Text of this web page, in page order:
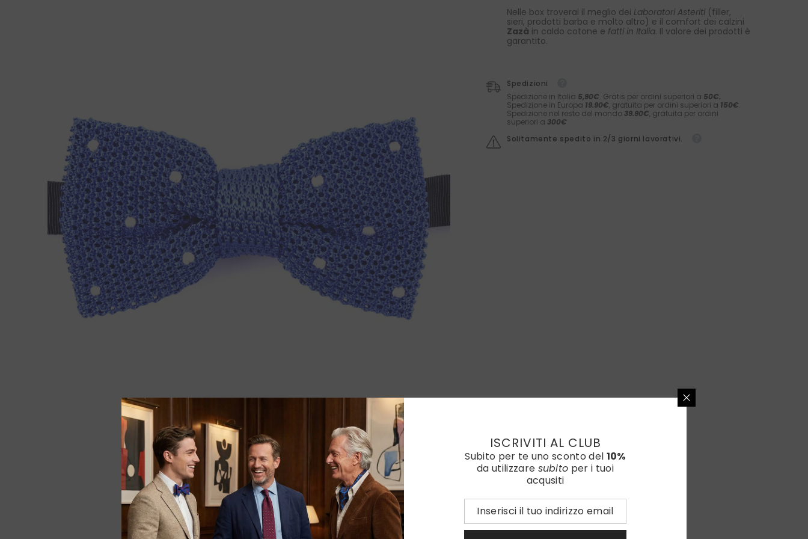
Nelle box troverai il meglio dei Laboratori Asteriti (filler,
sieri, prodotti barba e molto altro) e il comfort dei calzini
Zazà in caldo cotone e fatti in Italia. Il valore dei prodotti è
garantito.
Spedizioni
Spedizione in Italia 5,90€. Gratis per ordini superiori a 50€.
Spedizione in Europa 19.90€, gratuita per ordini superiori a 150€.
Spedizione nel resto del mondo 39.90€, gratuita per ordini
superiori a 300€
Solitamente spedito in 2/3 giorni lavorativi.
ISCRIVITI AL CLUB
Subito per te uno sconto del 10%
da utilizzare subito per i tuoi
acqusiti